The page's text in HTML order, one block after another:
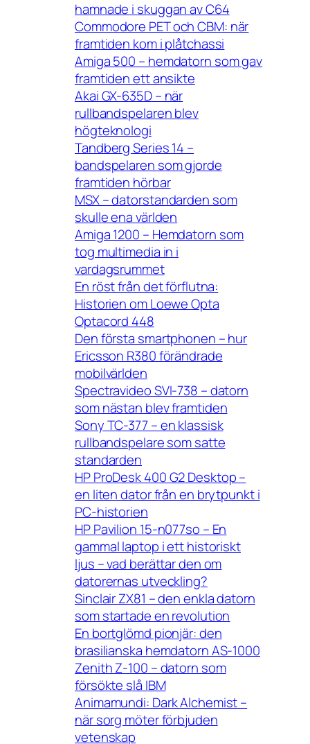
hamnade i skuggan av C64
Commodore PET och CBM: när
framtiden kom i plåtchassi
Amiga 500 – hemdatorn som gav
framtiden ett ansikte
Akai GX-635D – när
rullbandspelaren blev
högteknologi
Tandberg Series 14 –
bandspelaren som gjorde
framtiden hörbar
MSX – datorstandarden som
skulle ena världen
Amiga 1200 – Hemdatorn som
tog multimedia in i
vardagsrummet
En röst från det förflutna:
Historien om Loewe Opta
Optacord 448
Den första smartphonen – hur
Ericsson R380 förändrade
mobilvärlden
Spectravideo SVI-738 – datorn
som nästan blev framtiden
Sony TC-377 – en klassisk
rullbandspelare som satte
standarden
HP ProDesk 400 G2 Desktop –
en liten dator från en brytpunkt i
PC-historien
HP Pavilion 15-n077so – En
gammal laptop i ett historiskt
ljus – vad berättar den om
datorernas utveckling?
Sinclair ZX81 – den enkla datorn
som startade en revolution
En bortglömd pionjär: den
brasilianska hemdatorn AS-1000
Zenith Z-100 – datorn som
försökte slå IBM
Animamundi: Dark Alchemist –
när sorg möter förbjuden
vetenskap